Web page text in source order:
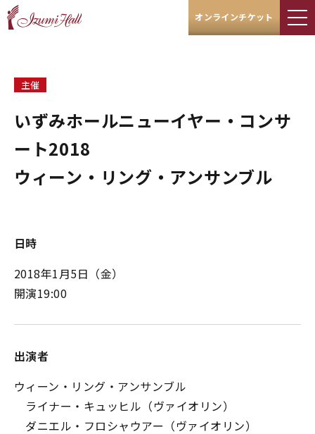
オンラインチケット
主催
いずみホールニューイヤー・コンサ
ート2018
ウィーン・リング・アンサンブル
日時
2018年1月5日（金）
開演19:00
出演者
ウィーン・リング・アンサンブル
ライナー・キュッヒル（ヴァイオリン）
ダニエル・フロシャウアー（ヴァイオリン）